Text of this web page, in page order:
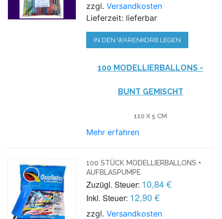
zzgl.Versandkosten
Lieferzeit: lieferbar
IN DEN WARENKORB LEGEN
100 MODELLIERBALLONS -
BUNT GEMISCHT
110 X 5 CM
Mehr erfahren
100 STÜCK MODELLIERBALLONS +
AUFBLASPUMPE
Zuzügl. Steuer: 10,84 €
Inkl. Steuer: 12,90 €
zzgl.Versandkosten